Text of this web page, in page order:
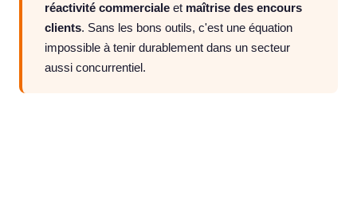
réactivité commerciale et maîtrise des encours
clients. Sans les bons outils, c'est une équation
impossible à tenir durablement dans un secteur
aussi concurrentiel.